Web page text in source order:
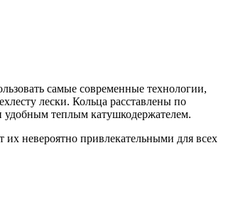
самые современные технологии,
лески. Кольца расставлены по
удобным теплым катушкодержателем.
невероятно привлекательными для всех